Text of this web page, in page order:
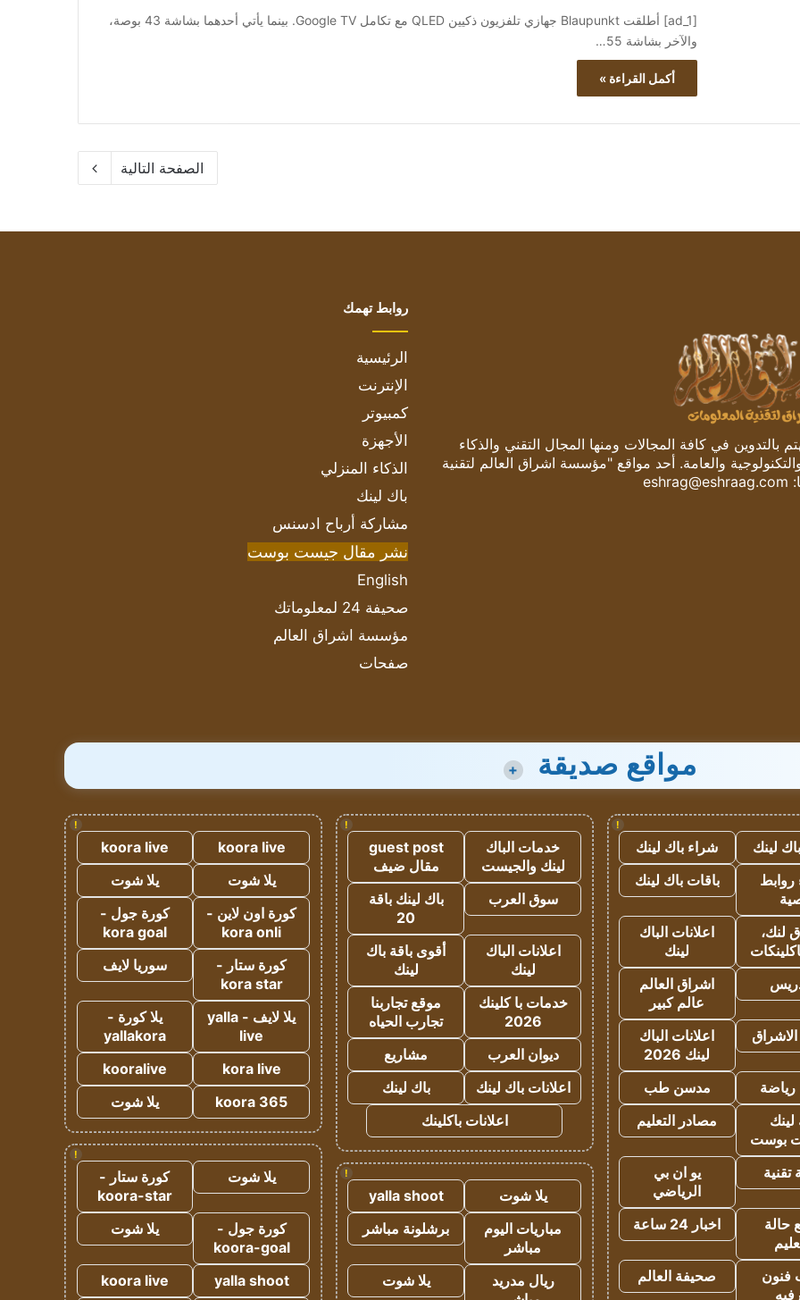
[ad_1] أطلقت Blaupunkt جهازي تلفزيون ذكيين QLED مع تكامل Google TV. بينما يأتي أحدهما بشاشة 43 بوصة،
والآخر بشاشة 55…
أكمل القراءة »
الصفحة التالية
في كافة المجالات ومنها المجال التقني والذكاء
والعامة. أحد مواقع "مؤسسة اشراق العالم لتقنية
eshrag@eshraag.com
روابط تهمك
الرئيسية
الإنترنت
كمبيوتر
الأجهزة
الذكاء المنزلي
باك لينك
مشاركة أرباح ادسنس
نشر مقال جيست بوست
English
صحيفة 24 لمعلوماتك
مؤسسة اشراق العالم
صفحات
مواقع صديقة +
!
لينك
شراء باك لينك
روابط
باقات باك لينك
لنك،
اعلانات الباك
لينك
اشراق العالم
عالم كبير
اعلانات الباك
لينك 2026
رياضة
مدسن طب
لينك
بوست
مصادر التعليم
تقنية
يو ان بي
الرياضي
حالة
اخبار 24 ساعة
فنون
صحيفة العالم
!
خدمات الباك
لينك والجيست
guest post
مقال ضيف
سوق العرب
باك لينك باقة
20
اعلانات الباك
لينك
أقوى باقة باك
لينك
خدمات با كلينك
2026
موقع تجاربنا
تجارب الحياه
ديوان العرب
مشاريع
اعلانات باك لينك
باك لينك
اعلانات باكلينك
!
يلا شوت
yalla shoot
مباريات اليوم
مباشر
برشلونة مباشر
ريال مدريد
يلا شوت
!
koora live
koora live
يلا شوت
يلا شوت
كورة اون لاين -
kora onli
كورة جول -
kora goal
كورة ستار -
kora star
سوريا لايف
يلا لايف - yalla
live
يلا كورة -
yallakora
kora live
kooralive
koora 365
يلا شوت
!
يلا شوت
كورة ستار -
koora-star
كورة جول -
koora-goal
يلا شوت
yalla shoot
koora live